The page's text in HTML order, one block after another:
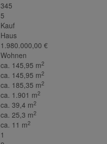
345
5
Kauf
Haus
1.980.000,00 €
Wohnen
ca. 145,95 m2
ca. 145,95 m2
ca. 185,35 m2
ca. 1.901 m2
ca. 39,4 m2
ca. 25,3 m2
ca. 11 m2
1